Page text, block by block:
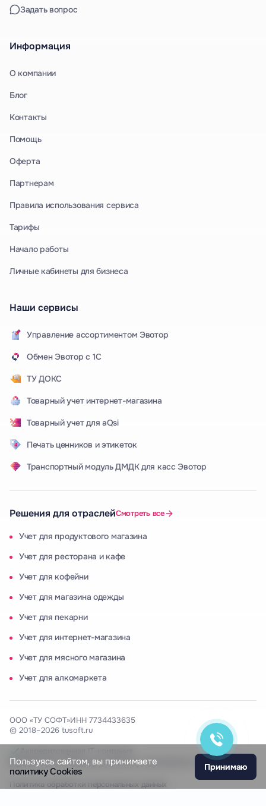
Пользуясь сайтом, вы принимаете
политику Cookies
Принимаю
Задать вопрос
Информация
О компании
Блог
Контакты
Помощь
Оферта
Партнерам
Правила использования сервиса
Тарифы
Начало работы
Личные кабинеты для бизнеса
Наши сервисы
Управление ассортиментом Эвотор
Обмен Эвотор с 1С
ТУ ДОКС
Товарный учет интернет-магазина
Товарный учет для aQsi
Печать ценников и этикеток
Транспортный модуль ДМДК для касс Эвотор
Решения для отраслейСмотреть все
Учет для продуктового магазина
Учет для ресторана и кафе
Учет для кофейни
Учет для магазина одежды
Учет для пекарни
Учет для интернет-магазина
Учет для мясного магазина
Учет для алкомаркета
ООО «ТУ СОФТ»ИНН 7734433635
© 2018–2026 tusoft.ru
Включены в Реестр российского программного обеспечения
Политика обработки персональных данных